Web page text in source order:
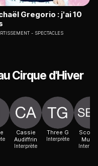
Gregorio : j'ai 10
SPECTACLES
Cirque d'Hiver
Cassie
Audiffrin
Interprète
Three G
Interprète
Scott
Muriel